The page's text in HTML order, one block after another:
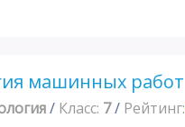
машинных работ
/ Класс: 7/ Рейтинг: